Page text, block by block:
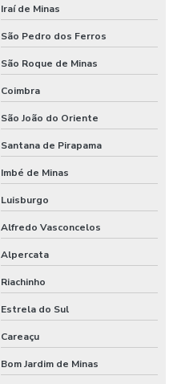
Iraí de Minas
São Pedro dos Ferros
São Roque de Minas
Coimbra
São João do Oriente
Santana de Pirapama
Imbé de Minas
Luisburgo
Alfredo Vasconcelos
Alpercata
Riachinho
Estrela do Sul
Careaçu
Bom Jardim de Minas